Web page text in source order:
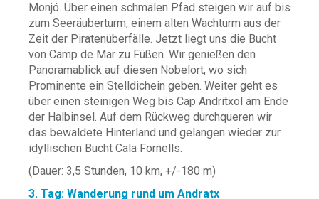
Monjó. Über einen schmalen Pfad steigen wir auf bis
zum Seeräuberturm, einem alten Wachturm aus der
Zeit der Piratenüberfälle. Jetzt liegt uns die Bucht
von Camp de Mar zu Füßen. Wir genießen den
Panoramablick auf diesen Nobelort, wo sich
Prominente ein Stelldichein geben. Weiter geht es
über einen steinigen Weg bis Cap Andritxol am Ende
der Halbinsel. Auf dem Rückweg durchqueren wir
das bewaldete Hinterland und gelangen wieder zur
idyllischen Bucht Cala Fornells.
(Dauer: 3,5 Stunden, 10 km, +/-180 m)
3. Tag: Wanderung rund um Andratx